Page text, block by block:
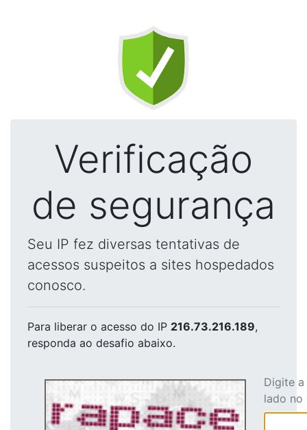
Verificação
de segurança
Seu IP fez diversas tentativas de
acessos suspeitos a sites hospedados
conosco.
Para liberar o acesso do IP 216.73.216.189,
responda ao desafio abaixo.
Digite
lado no